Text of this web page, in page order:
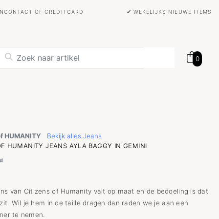
OF CREDITCARD ✔ WEKELIJKS NIEUWE ITEMS
0
HUMANITY
Bekijk alles Jeans
HUMANITY JEANS AYLA BAGGY IN GEMINI
van Citizens of Humanity valt op maat en de bedoeling is dat
Wil je hem in de taille dragen dan raden we je aan een
te nemen.